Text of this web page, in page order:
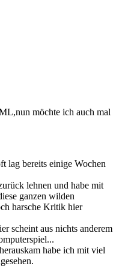
möchte ich auch mal
lag bereits einige Wochen
lehnen und habe mit
ganzen wilden
harsche Kritik hier
scheint aus nichts anderem
habe ich mit viel